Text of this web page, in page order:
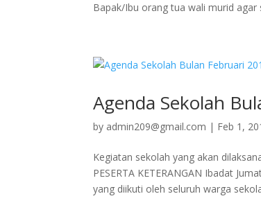
Bapak/Ibu orang tua wali murid agar
Agenda Sekolah
by admin209@gmail.com | Feb 1,
Kegiatan sekolah yang akan
PESERTA KETERANGAN Ibadat
yang diikuti oleh seluruh warga